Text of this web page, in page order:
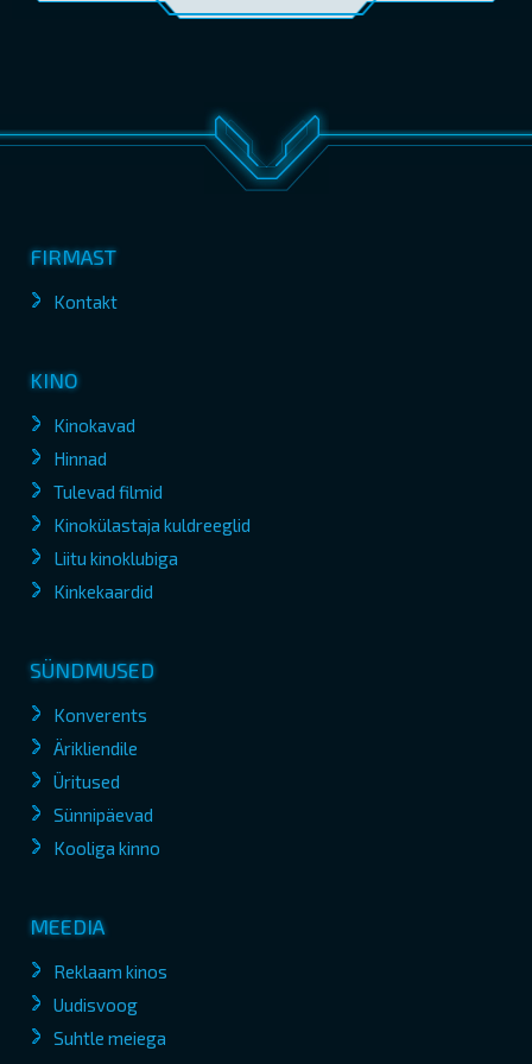
FIRMAST
Kontakt
KINO
Kinokavad
Hinnad
Tulevad filmid
Kinokülastaja kuldreeglid
Liitu kinoklubiga
Kinkekaardid
SÜNDMUSED
Konverents
Ärikliendile
Üritused
Sünnipäevad
Kooliga kinno
MEEDIA
Reklaam kinos
Uudisvoog
Suhtle meiega